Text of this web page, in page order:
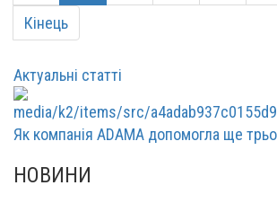
Кінець
Актуальні статті
Як компанія ADAMA допомогла ще
НОВИНИ